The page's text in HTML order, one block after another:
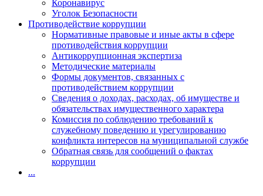
Коронавирус
Уголок Безопасности
Противодействие коррупции
Нормативные правовые и иные акты в сфере
противодействия коррупции
Антикоррупционная экспертиза
Методические материалы
Формы документов, связанных с
противодействием коррупции
Сведения о доходах, расходах, об имуществе и
обязательствах имущественного характера
Комиссия по соблюдению требований к
служебному поведению и урегулированию
конфликта интересов на муниципальной службе
Обратная связь для сообщений о фактах
коррупции
...